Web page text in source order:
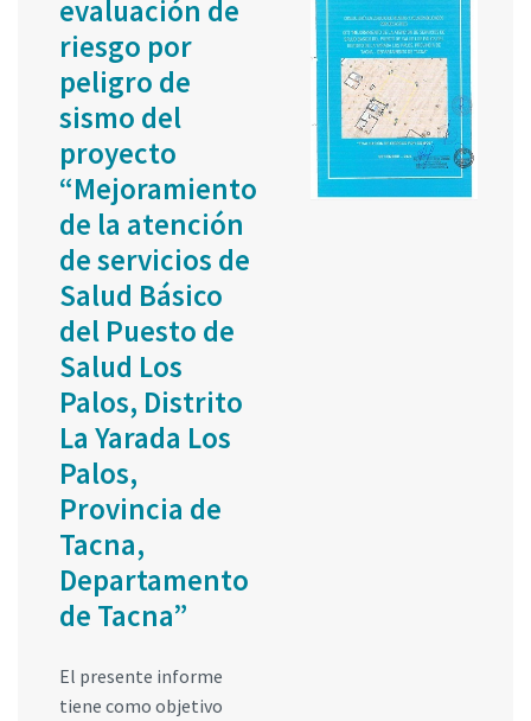
evaluación de
riesgo por
peligro de
sismo del
proyecto
“Mejoramiento
de la atención
de servicios de
Salud Básico
del Puesto de
Salud Los
Palos, Distrito
La Yarada Los
Palos,
Provincia de
Tacna,
Departamento
de Tacna”
El presente informe
tiene como objetivo